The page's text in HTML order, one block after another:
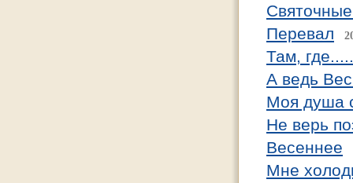
Перевал
Там, где.....
А ведь
Моя душа
Не верь
Весеннее
Мне